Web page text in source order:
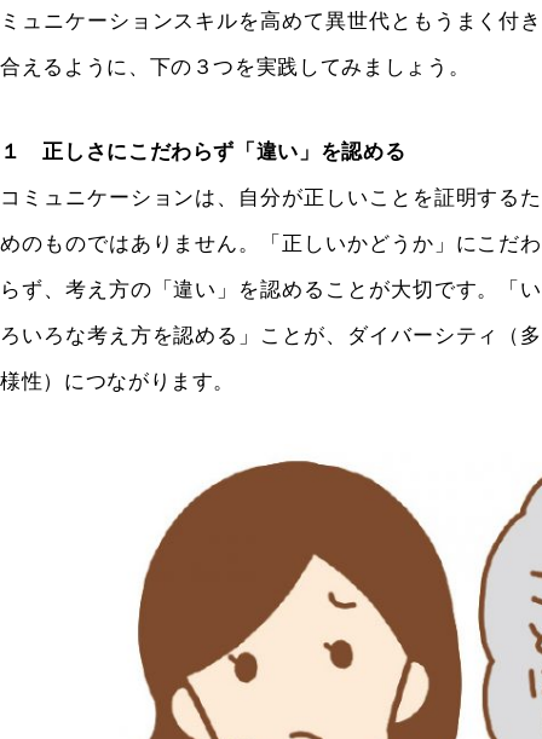
ミュニケーションスキルを高めて異世代ともうまく付き
合えるように、下の３つを実践してみましょう。
１ 正しさにこだわらず「違い」を認める
コミュニケーションは、自分が正しいことを証明するた
めのものではありません。「正しいかどうか」にこだわ
らず、考え方の「違い」を認めることが大切です。「い
ろいろな考え方を認める」ことが、ダイバーシティ（多
様性）につながります。